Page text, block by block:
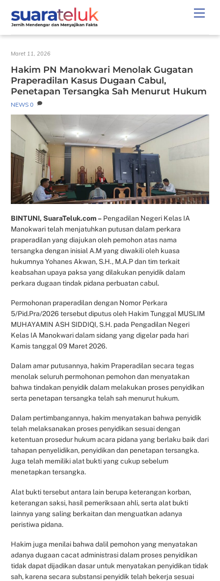
content
Maret 11, 2026
Hakim PN Manokwari Menolak Gugatan
Praperadilan Kasus Dugaan Cabul,
Penetapan Tersangka Sah Menurut Hukum
NEWS 0
BINTUNI, SuaraTeluk.com – Pengadilan Negeri Kelas IA
Manokwari telah menjatuhkan putusan dalam perkara
praperadilan yang diajukan oleh pemohon atas nama
tersangka dengan inisial A.M yang diwakili oleh kuasa
hukumnya Yohanes Akwan, S.H., M.A.P dan tim terkait
keabsahan upaya paksa yang dilakukan penyidik dalam
perkara dugaan tindak pidana perbuatan cabul.
Permohonan praperadilan dengan Nomor Perkara
5/Pid.Pra/2026 tersebut diputus oleh Hakim Tunggal MUSLIM
MUHAYAMIN ASH SIDDIQI, S.H. pada Pengadilan Negeri
Kelas IA Manokwari dalam sidang yang digelar pada hari
Kamis tanggal 09 Maret 2026.
Dalam amar putusannya, hakim Praperadilan secara tegas
menolak seluruh permohonan pemohon dan menyatakan
bahwa tindakan penyidik dalam melakukan proses penyidikan
serta penetapan tersangka telah sah menurut hukum.
Dalam pertimbangannya, hakim menyatakan bahwa penyidik
telah melaksanakan proses penyidikan sesuai dengan
ketentuan prosedur hukum acara pidana yang berlaku baik dari
tahapan penyelidikan, penyidikan dan penetapan tersangka.
Juga telah memiliki alat bukti yang cukup sebelum
menetapkan tersangka.
Alat bukti tersebut antara lain berupa keterangan korban,
keterangan saksi, hasil pemeriksaan ahli, serta alat bukti
lainnya yang saling berkaitan dan menguatkan adanya
peristiwa pidana.
Hakim juga menilai bahwa dalil pemohon yang menyatakan
adanya dugaan cacat administrasi dalam proses penyidikan
tidak dapat dijadikan dasar untuk menyatakan penyidikan tidak
sah, karena secara substansi penyidik telah bekerja sesuai